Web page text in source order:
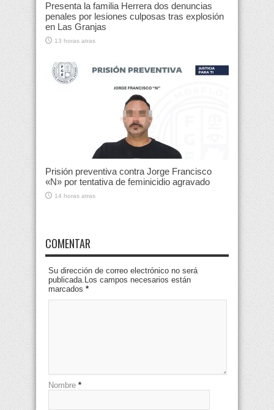
Presenta la familia Herrera dos denuncias
penales por lesiones culposas tras explosión
en Las Granjas
13 horas atras
Prisión preventiva contra Jorge Francisco
«N» por tentativa de feminicidio agravado
14 horas atras
COMENTAR
Su dirección de correo electrónico no será
publicada.Los campos necesarios están
marcados *
Nombre *